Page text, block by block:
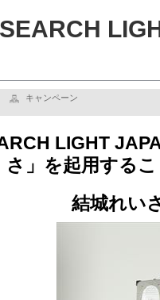
キャンペーン
LIGHT
さ」を起用する
結城れい